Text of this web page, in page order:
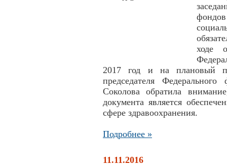
ходе
2017 год и на плановый
председателя
Соколова обратила
документа является
сфере здравоохранения.
Подробнее »
11.11.2016